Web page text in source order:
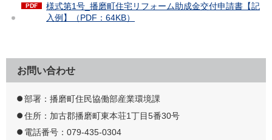
様式第1号_播磨町住宅リフォーム助成金交付申請書【記
入例】（PDF：64KB）
お問い合わせ
部署：播磨町住民協働部産業環境課
住所：加古郡播磨町東本荘1丁目5番30号
電話番号：079-435-0304